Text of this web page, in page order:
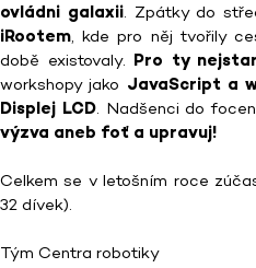
ovládni galaxii. Zpátky do
iRootem, kde pro něj tvořily
době existovaly. Pro ty
workshopy jako JavaScript a
Displej LCD. Nadšenci do
výzva aneb foť a upravuj!
Celkem se v letošním roce
32 dívek).
Tým Centra robotiky